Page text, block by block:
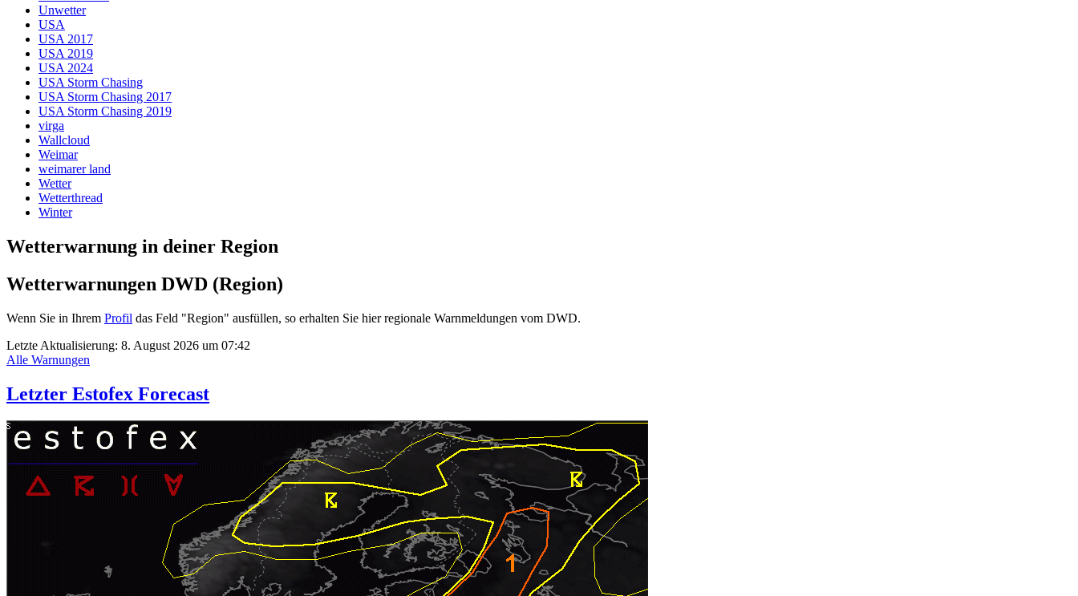
Unwetter
USA
USA 2017
USA 2019
USA 2024
USA Storm Chasing
USA Storm Chasing 2017
USA Storm Chasing 2019
virga
Wallcloud
Weimar
weimarer land
Wetter
Wetterthread
Winter
Wetterwarnung in deiner Region
Wetterwarnungen DWD (Region)
Wenn Sie in Ihrem Profil das Feld "Region" ausfüllen, so erhalten Sie hier regionale Warnmeldungen vom DWD.
Letzte Aktualisierung: 8. August 2026 um 07:42
Alle Warnungen
Letzter Estofex Forecast